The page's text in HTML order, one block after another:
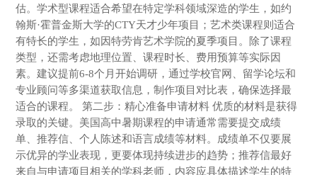
估。学术型课程适合希望在特定学科领域深造的学生，如约
翰斯·霍普金斯大学的CTY天才少年项目；艺术类课程则适合
有特长的学生，如因特劳肯艺术学院的夏季项目。除了课程
类型，还需考虑地理位置、课程时长、费用预算等实际因
素。建议提前6-8个月开始调研，通过学校官网、留学论坛和
专业顾问等多渠道获取信息，制作项目对比表，确保选择最
适合的课程。 第二步：精心准备申请材料 优质的材料是获得
录取的关键。美国高中暑期课程的申请通常需要提交成绩
单、推荐信、个人陈述和语言成绩等材料。成绩单不仅要展
示优异的学业表现，更要体现持续进步的趋势；推荐信最好
来自与申请项目相关的学科老师，内容应具体描述学生的特